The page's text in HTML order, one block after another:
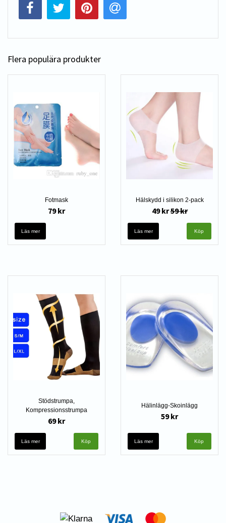
Flera populära produkter
Fotmask
79 kr
Läs mer
Hälskydd i silikon 2-pack
49 kr59 kr
Läs mer
Stödstrumpa,
Kompressionsstrumpa
69 kr
Läs mer Köp
Hälinlägg-Skoinlägg
59 kr
Läs mer Köp